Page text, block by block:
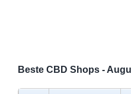
Beste CBD Shops -